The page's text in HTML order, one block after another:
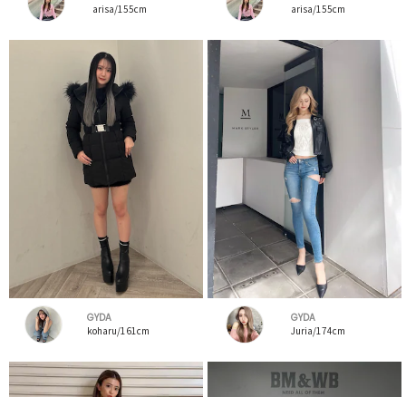
arisa/155cm
arisa/155cm
GYDA
koharu/161cm
GYDA
Juria/174cm